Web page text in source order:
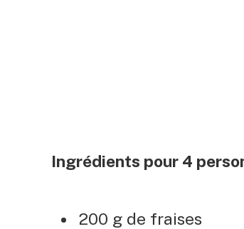
Ingrédients pour 4
200 g de fraises